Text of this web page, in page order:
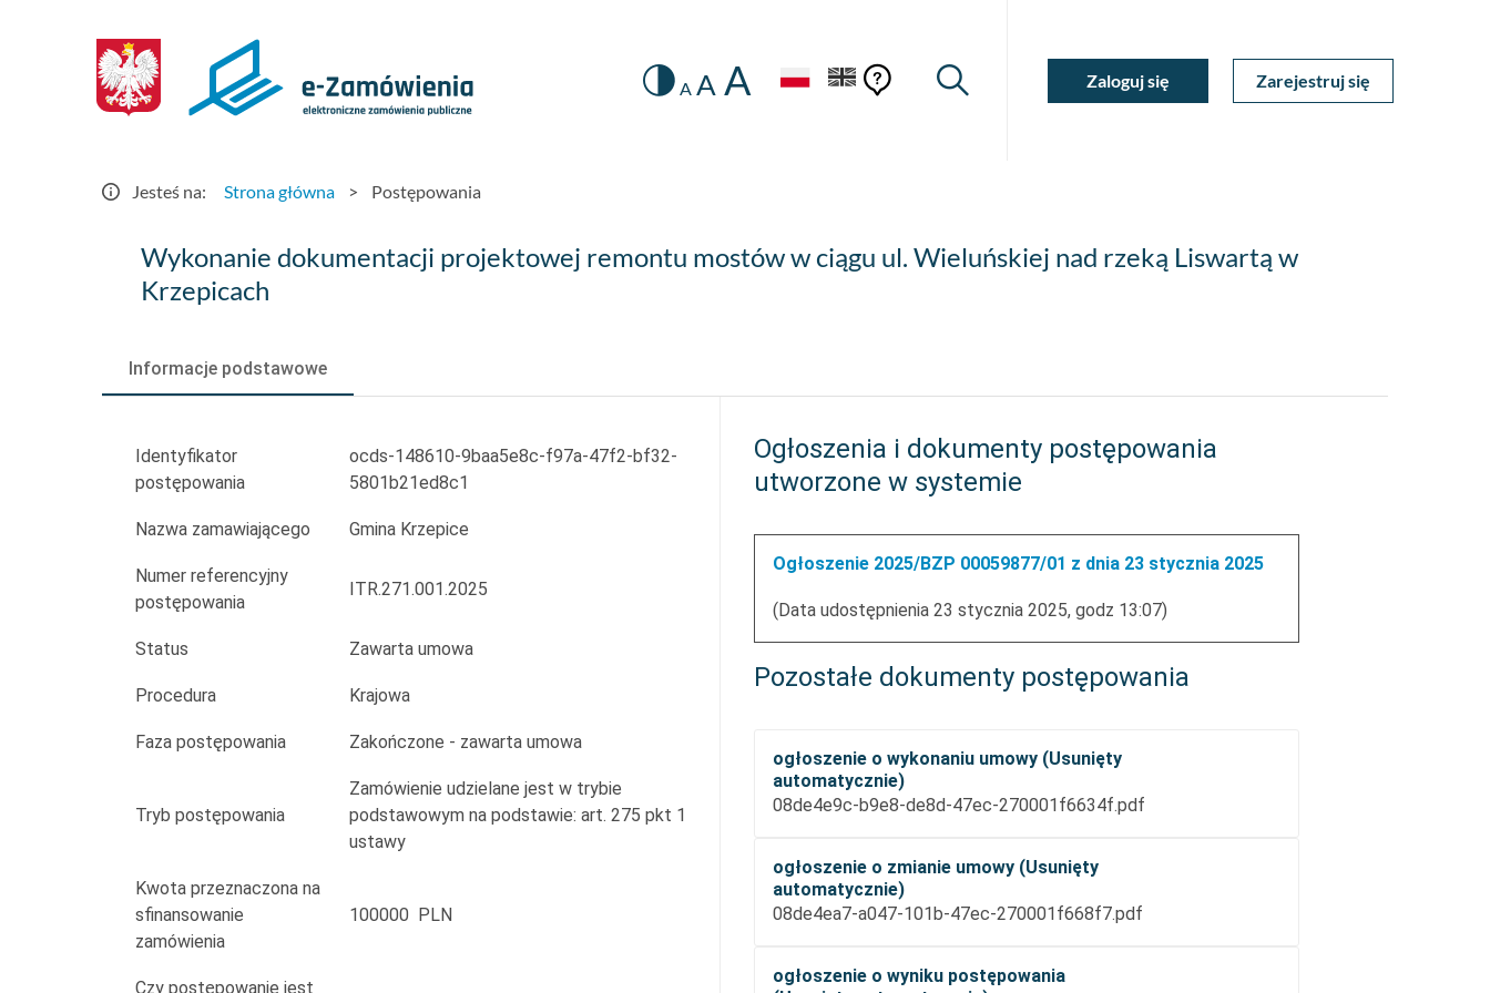
Postępowania
HEADER.SETTINGS_SR
Zmiana
A A A
Pomoc
PomocWyszukiwarka
MojeZaloguj się Zarejestruj się
Jesteś na: Strona główna > Postępowania
Wykonanie
dokumentacji
remontu
Wieluńskiej
nad
rzeką
Liswartą
Krzepicach
Wykonanie dokumentacji projektowej remontu mostów w ciągu ul. Wieluńskiej nad rzeką Liswartą w
Krzepicach
Informacje podstawowe
Identyfikator
postępowania
ocds-148610-9baa5e8c-f97a-47f2-bf32-
5801b21ed8c1
Nazwa zamawiającego Gmina Krzepice
Numer referencyjny
postępowania
ITR.271.001.2025
Status Zawarta umowa
Procedura Krajowa
Faza postępowania Zakończone - zawarta umowa
Tryb postępowania
Zamówienie udzielane jest w trybie
podstawowym na podstawie: art. 275 pkt 1
ustawy
Kwota przeznaczona na
sfinansowanie
zamówienia
100000 PLN
Czy postępowanie jest
Ogłoszenia i dokumenty postępowania
utworzone w systemie
Ogłoszenie 2025/BZP 00059877/01 z dnia 23 stycznia 2025
(Data udostępnienia 23 stycznia 2025, godz 13:07)
Pozostałe dokumenty postępowania
ogłoszenie o wykonaniu umowy (Usunięty
automatycznie)
08de4e9c-b9e8-de8d-47ec-270001f6634f.pdf
ogłoszenie o zmianie umowy (Usunięty
automatycznie)
08de4ea7-a047-101b-47ec-270001f668f7.pdf
ogłoszenie o wyniku postępowania